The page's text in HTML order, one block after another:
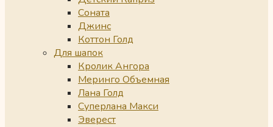
Соната
Джинс
Коттон Голд
Для шапок
Кролик Ангора
Меринго Объемная
Лана Голд
Суперлана Макси
Эверест